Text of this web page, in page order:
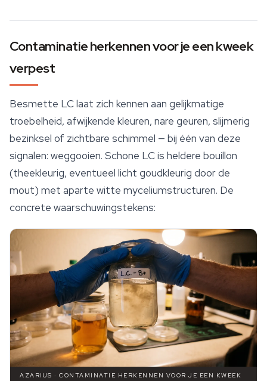
Contaminatie herkennen voor je een kweek
verpest
Besmette LC laat zich kennen aan gelijkmatige
troebelheid, afwijkende kleuren, nare geuren, slijmerig
bezinksel of zichtbare schimmel — bij één van deze
signalen: weggooien. Schone LC is heldere bouillon
(theekleurig, eventueel licht goudkleurig door de
mout) met aparte witte myceliumstructuren. De
concrete waarschuwingstekens:
AZARIUS · CONTAMINATIE HERKENNEN VOOR JE EEN KWEEK